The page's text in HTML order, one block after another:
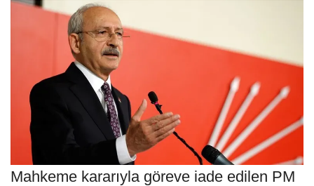
Mahkeme kararıyla göreve iade edilen PM